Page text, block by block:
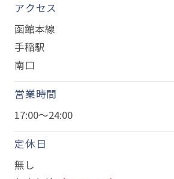
アクセス
函館本線
手稲駅
南口
営業時間
17:00～24:00
定休日
無し